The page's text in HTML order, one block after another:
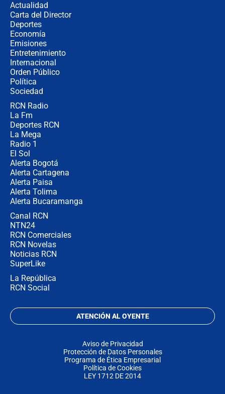
Actualidad
Carta del Director
Deportes
Economía
Emisiones
Entretenimiento
Internacional
Orden Público
Política
Sociedad
RCN Radio
La Fm
Deportes RCN
La Mega
Radio 1
El Sol
Alerta Bogotá
Alerta Cartagena
Alerta Paisa
Alerta Tolima
Alerta Bucaramanga
Canal RCN
NTN24
RCN Comerciales
RCN Novelas
Noticias RCN
SuperLike
La República
RCN Social
ATENCIÓN AL OYENTE
Aviso de Privacidad
Protección de Datos Personales
Programa de Ética Empresarial
Política de Cookies
LEY 1712 DE 2014